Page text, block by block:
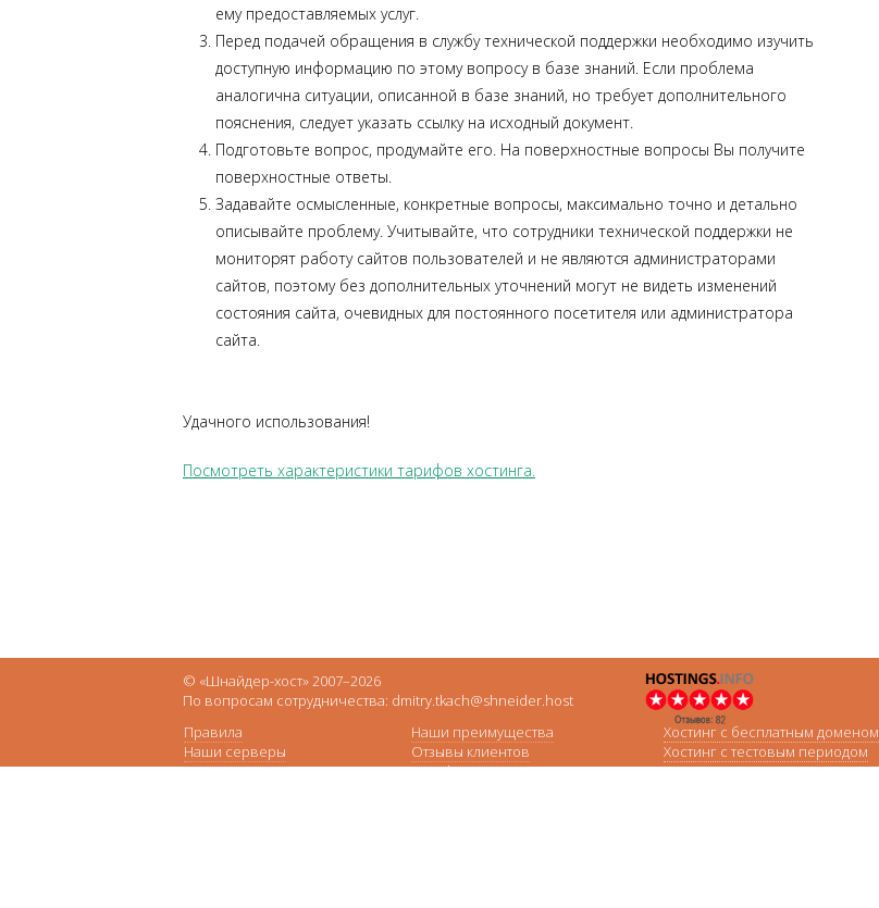
ему предоставляемых услуг.
Перед подачей обращения в службу технической поддержки необходимо изучить
доступную информацию по этому вопросу в базе знаний. Если проблема
аналогична ситуации, описанной в базе знаний, но требует дополнительного
пояснения, следует указать ссылку на исходный документ.
Подготовьте вопрос, продумайте его. На поверхностные вопросы Вы получите
поверхностные ответы.
Задавайте осмысленные, конкретные вопросы, максимально точно и детально
описывайте проблему. Учитывайте, что сотрудники технической поддержки не
мониторят работу сайтов пользователей и не являются администраторами
сайтов, поэтому без дополнительных уточнений могут не видеть изменений
состояния сайта, очевидных для постоянного посетителя или администратора
сайта.
Удачного использования!
Посмотреть характеристики тарифов хостинга.
© «Шнайдер-хост» 2007–2026
По вопросам сотрудничества: dmitry.tkach@shneider.host
Правила
Наши серверы
О нас
Наши преимущества
Отзывы клиентов
Тарифы хостинга
Хостинг с бесплатным доменом
Хостинг с тестовым периодом
PHP MYSQL хостинг